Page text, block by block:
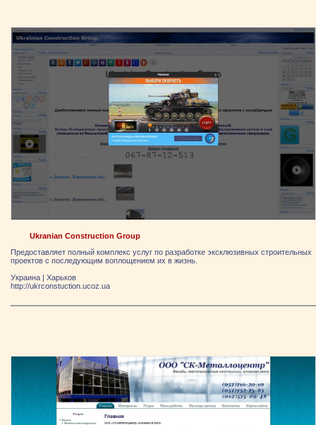
Ukranian Construction Group
Предоставляет полный комплекс услуг по разработке эксклюзивных строительных
проектов с последующим воплощением их в жизнь.
Украина | Харьков
http://ukrconstuction.ucoz.ua